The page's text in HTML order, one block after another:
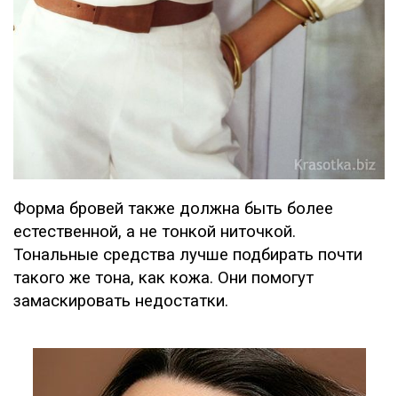
Форма бровей также должна быть более
естественной, а не тонкой ниточкой.
Тональные средства лучше подбирать почти
такого же тона, как кожа. Они помогут
замаскировать недостатки.